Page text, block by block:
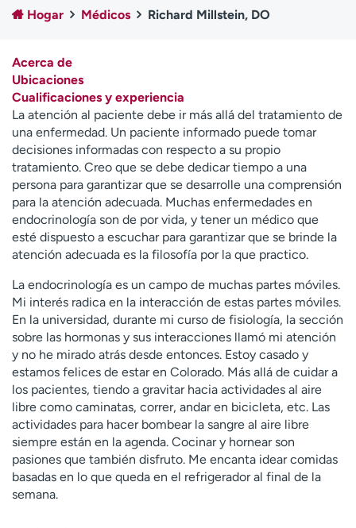
Atención a medios de
comunicación
Contáctenos Noticias e historias
A
y
ú
d
a
m
e
a
e
n
c
o
n
t
r
a
r
Hogar Médicos Richard Millstein, DO
Acerca de
Ubicaciones
Cualificaciones y experiencia
La atención al paciente debe ir más allá del tratamiento de
una enfermedad. Un paciente informado puede tomar
decisiones informadas con respecto a su propio
tratamiento. Creo que se debe dedicar tiempo a una
persona para garantizar que se desarrolle una comprensión
para la atención adecuada. Muchas enfermedades en
endocrinología son de por vida, y tener un médico que
esté dispuesto a escuchar para garantizar que se brinde la
atención adecuada es la filosofía por la que practico.
La endocrinología es un campo de muchas partes móviles.
Mi interés radica en la interacción de estas partes móviles.
En la universidad, durante mi curso de fisiología, la sección
sobre las hormonas y sus interacciones llamó mi atención
y no he mirado atrás desde entonces. Estoy casado y
estamos felices de estar en Colorado. Más allá de cuidar a
los pacientes, tiendo a gravitar hacia actividades al aire
libre como caminatas, correr, andar en bicicleta, etc. Las
actividades para hacer bombear la sangre al aire libre
siempre están en la agenda. Cocinar y hornear son
pasiones que también disfruto. Me encanta idear comidas
basadas en lo que queda en el refrigerador al final de la
semana.